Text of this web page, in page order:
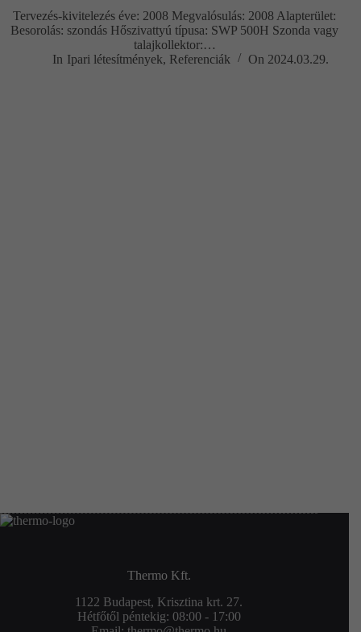
Tervezés-kivitelezés éve: 2008 Megvalósulás: 2008 Alapterület:
Besorolás: szondás Hőszivattyú típusa: SWP 500H Szonda vagy
talajkollektor:…
In Ipari létesítmények, Referenciák On 2024.03.29.
Thermo Kft.
1122 Budapest, Krisztina krt. 27.
Hétfőtől péntekig: 08:00 - 17:00